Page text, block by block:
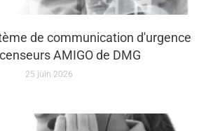
de communication d'urgence
AMIGO de DMG
25 juin 2026